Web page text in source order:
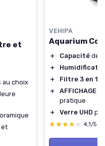
et
au choix
et
VEHIPA
Aquarium
＋ Capacité de
＋
＋
Filtre 3 en 1
＋
AFFICHAGE
pratique
＋
Verre UHD
★★★★★
★★★★★ 4,1/5